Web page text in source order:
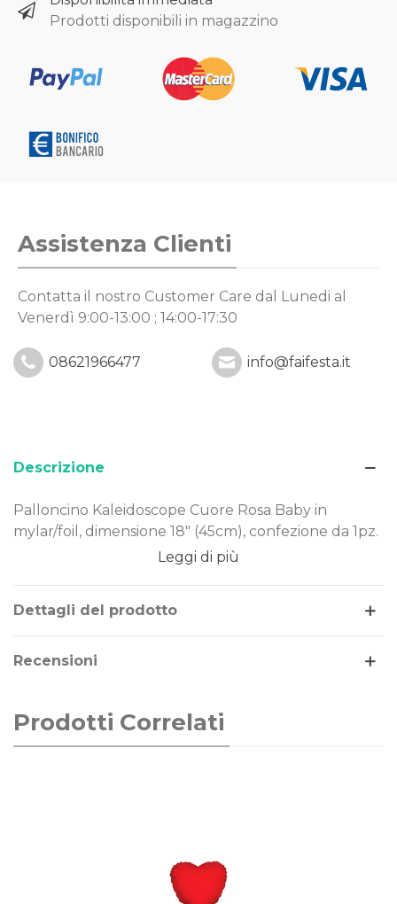
Prodotti disponibili in magazzino
Assistenza Clienti
Contatta il nostro Customer Care dal Lunedi al
Venerdì 9:00-13:00 ; 14:00-17:30
08621966477 info@faifesta.it
Descrizione
Palloncino Kaleidoscope Cuore Rosa Baby in
mylar/foil, dimensione 18" (45cm), confezione da 1pz.
Dimensione: 18" (45cm)
Materiale: mylar-foil
Tema: decorazione
Il palloncino Cuore Rosa Baby è realizzato in Mylar-
Costruito secondo rigorosi standard qualitativi, può
essere gonfiato ad aria o elio.
Leggi di più
Dettagli del prodotto
Recensioni
Prodotti Correlati